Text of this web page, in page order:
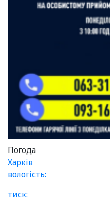
Погода
Харків
вологість:
тиск: